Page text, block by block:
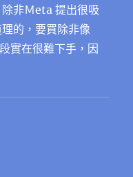
非Ｍeta 提出很吸
的，要買除非像
實在很難下手，因